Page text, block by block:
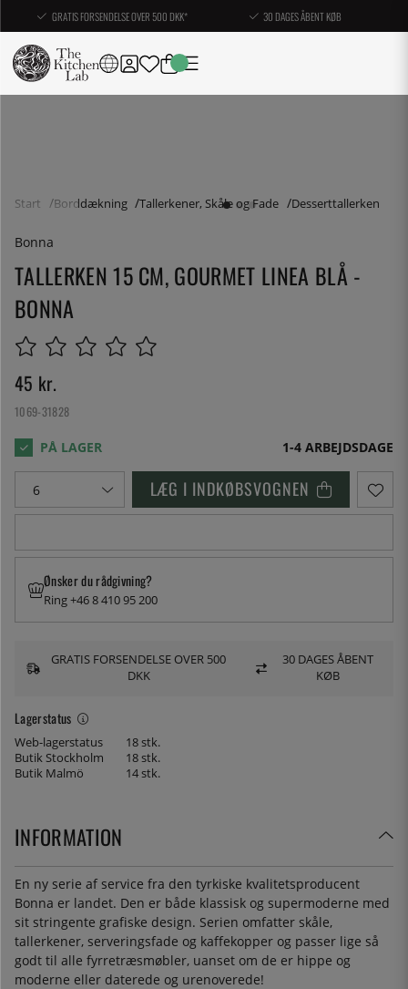
GRATIS FORSENDELSE OVER 500 DKK* 30 DAGES ÅBENT KØB
Start Borddækning Tallerkener, Skåle og Fade Desserttallerken
Bonna
TALLERKEN 15 CM, GOURMET LINEA BLÅ -
BONNA
45 kr.
1069-31828
1-4 ARBEJDSDAGE
LÆG I INDKØBSVOGNEN
Lagerstatus
Web-lagerstatus
18 stk.
Butik Stockholm
18 stk.
Butik Malmö
14 stk.
Ønsker du rådgivning?
Ring +46 8 410 95 200
GRATIS FORSENDELSE OVER 500
DKK
30 DAGES ÅBENT
KØB
INFORMATION
En ny serie af service fra den tyrkiske kvalitetsproducent
Bonna er landet. Den er både klassisk og supermoderne med
sit stringente grafiske design. Serien omfatter skåle,
tallerkener, serveringsfade og kaffekopper og passer lige så
godt til alle fyrretræsmøbler, uanset om de er hippe og
moderne eller daterede og urenoverede!